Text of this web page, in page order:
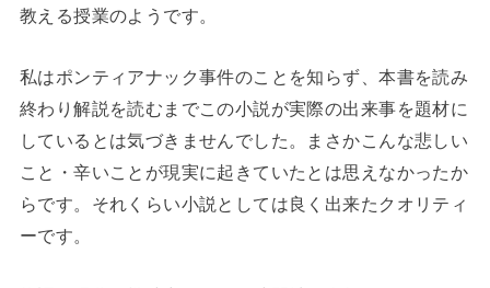
教える授業のようです。
私はポンティアナック事件のことを知らず、本書を読み
終わり解説を読むまでこの小説が実際の出来事を題材に
しているとは気づきませんでした。まさかこんな悲しい
こと・辛いことが現実に起きていたとは思えなかったか
らです。それくらい小説としては良く出来たクオリティ
ーです。